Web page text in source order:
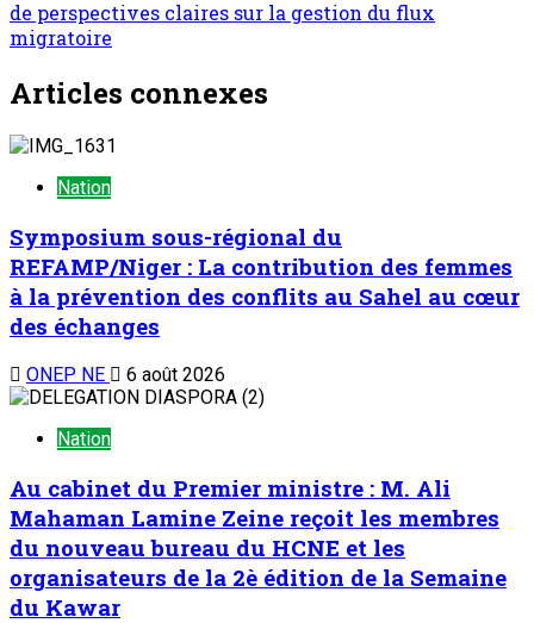
de perspectives claires sur la gestion du flux
migratoire
Articles connexes
Nation
Symposium sous-régional du
REFAMP/Niger : La contribution des femmes
à la prévention des conflits au Sahel au cœur
des échanges
ONEP NE 6 août 2026
Nation
Au cabinet du Premier ministre : M. Ali
Mahaman Lamine Zeine reçoit les membres
du nouveau bureau du HCNE et les
organisateurs de la 2è édition de la Semaine
du Kawar